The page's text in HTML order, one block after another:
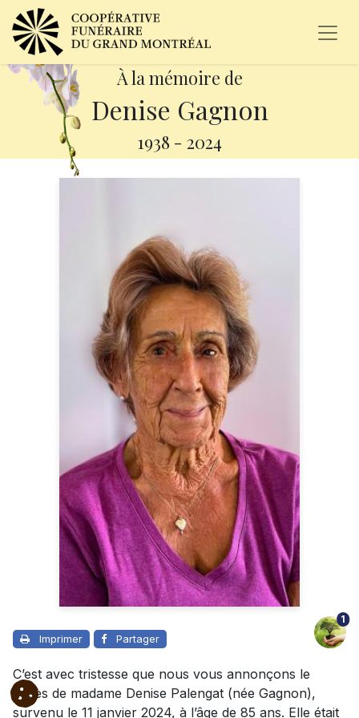
À la mémoire de
Denise Gagnon
1938 - 2024
Imprimer Partager
1
C’est avec tristesse que nous vous annonçons le
décès de madame Denise Palengat (née Gagnon),
survenu le 11 janvier 2024, à l’âge de 85 ans. Elle était